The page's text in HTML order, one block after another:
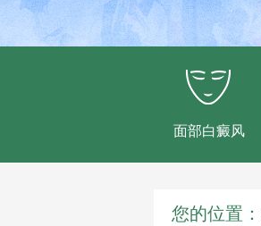
面部白癜风
您的位置：